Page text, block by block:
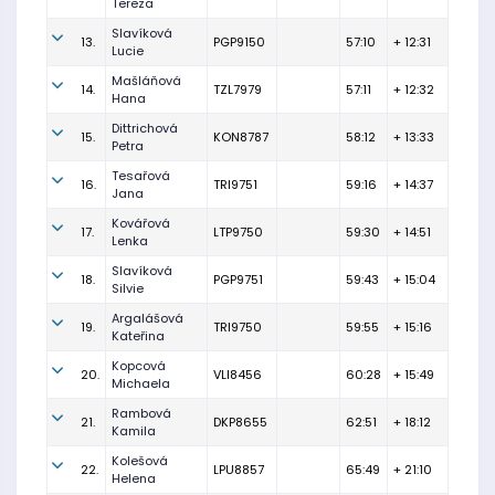
13.
Slavíková
Lucie
PGP9150 57:10 + 12:31
14.
Mašláňová
Hana
TZL7979 57:11 + 12:32
15.
Dittrichová
Petra
KON8787 58:12 + 13:33
16.
Tesařová
Jana
TRI9751 59:16 + 14:37
17.
Kovářová
Lenka
LTP9750 59:30 + 14:51
18.
Slavíková
Silvie
PGP9751 59:43 + 15:04
19.
Argalášová
Kateřina
TRI9750 59:55 + 15:16
20.
Kopcová
Michaela
VLI8456 60:28 + 15:49
21.
Rambová
Kamila
DKP8655 62:51 + 18:12
22.
Kolešová
Helena
LPU8857 65:49 + 21:10